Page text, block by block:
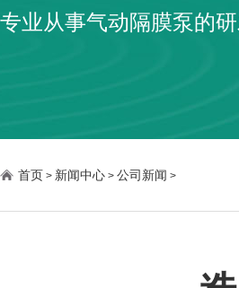
专业从事气动隔膜泵的
首页 > 新闻中心 > 公司新闻 >